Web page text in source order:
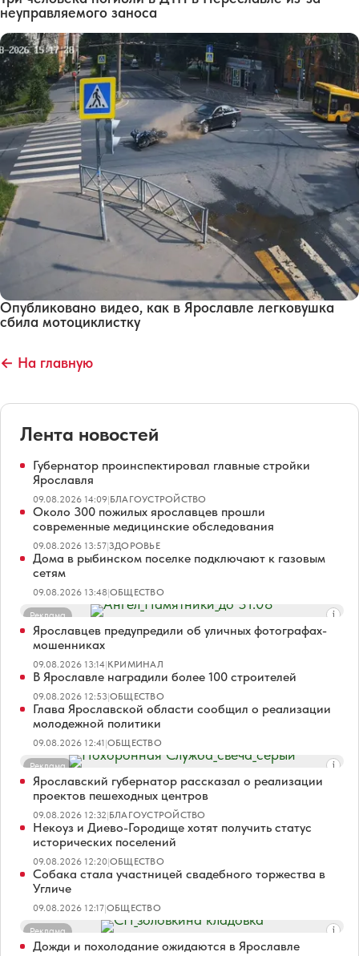
неуправляемого заноса
Опубликовано видео, как в Ярославле легковушка
сбила мотоциклистку
← На главную
Лента новостей
Губернатор проинспектировал главные стройки
Ярославля
09.08.2026 14:09|БЛАГОУСТРОЙСТВО
Около 300 пожилых ярославцев прошли
современные медицинские обследования
09.08.2026 13:57|ЗДОРОВЬЕ
Дома в рыбинском поселке подключают к газовым
сетям
09.08.2026 13:48|ОБЩЕСТВО
Реклама
Ярославцев предупредили об уличных фотографах-
мошенниках
09.08.2026 13:14|КРИМИНАЛ
В Ярославле наградили более 100 строителей
09.08.2026 12:53|ОБЩЕСТВО
Глава Ярославской области сообщил о реализации
молодежной политики
09.08.2026 12:41|ОБЩЕСТВО
Реклама
Ярославский губернатор рассказал о реализации
проектов пешеходных центров
09.08.2026 12:32|БЛАГОУСТРОЙСТВО
Некоуз и Диево-Городище хотят получить статус
исторических поселений
09.08.2026 12:20|ОБЩЕСТВО
Собака стала участницей свадебного торжества в
Угличе
09.08.2026 12:17|ОБЩЕСТВО
Реклама
Дожди и похолодание ожидаются в Ярославле